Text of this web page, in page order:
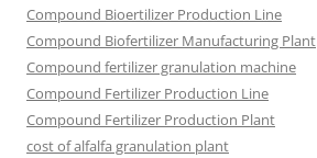
Compound Bioertilizer Production Line
Compound Biofertilizer Manufacturing Plant
Compound fertilizer granulation machine
Compound Fertilizer Production Line
Compound Fertilizer Production Plant
cost of alfalfa granulation plant